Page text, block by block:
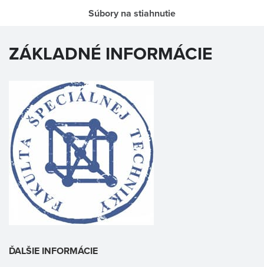
Súbory na stiahnutie
ZÁKLADNÉ INFORMÁCIE
ĎALŠIE INFORMÁCIE